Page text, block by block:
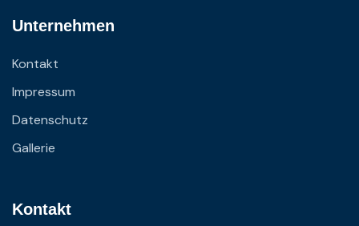
Unternehmen
Kontakt
Impressum
Datenschutz
Gallerie
Kontakt